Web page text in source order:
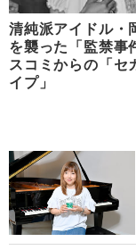
清純派アイドル・
を襲った「監禁事
スコミからの「セ
イプ」